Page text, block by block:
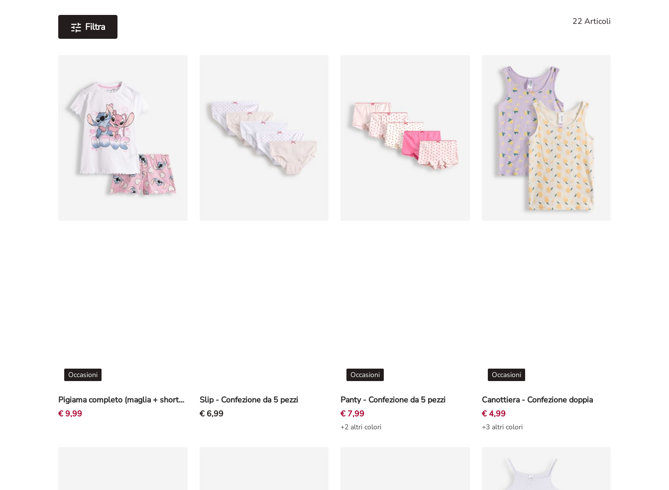
Filtra 22 Articoli
Pigiama completo (maglia + shorts) - Lilo e Stitch - Multicolore
Occasioni
€ 9,99
Slip - Confezione da 5 pezzi
€ 6,99
Panty - Confezione da 5 pezzi
Occasioni
€ 7,99
+2 altri colori
Canottiera - Confezione doppia
Occasioni
€ 4,99
+3 altri colori